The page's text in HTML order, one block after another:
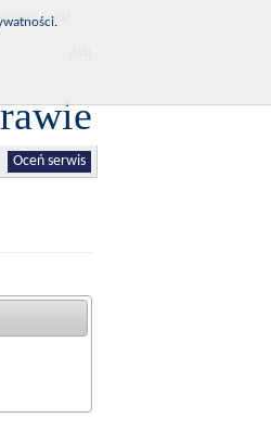
Polski
Oceń serwis
.